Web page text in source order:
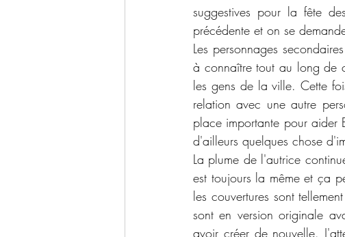
suggestives pour la fête
précédente et on se
Les personnages
à connaître tout au long de
les gens de la ville. Cette
relation avec une autre
place importante pour aider
d'ailleurs quelques chose
La plume de l'autrice
est toujours la même et ça
les couvertures sont
sont en version originale
avoir créer de nouvelle.